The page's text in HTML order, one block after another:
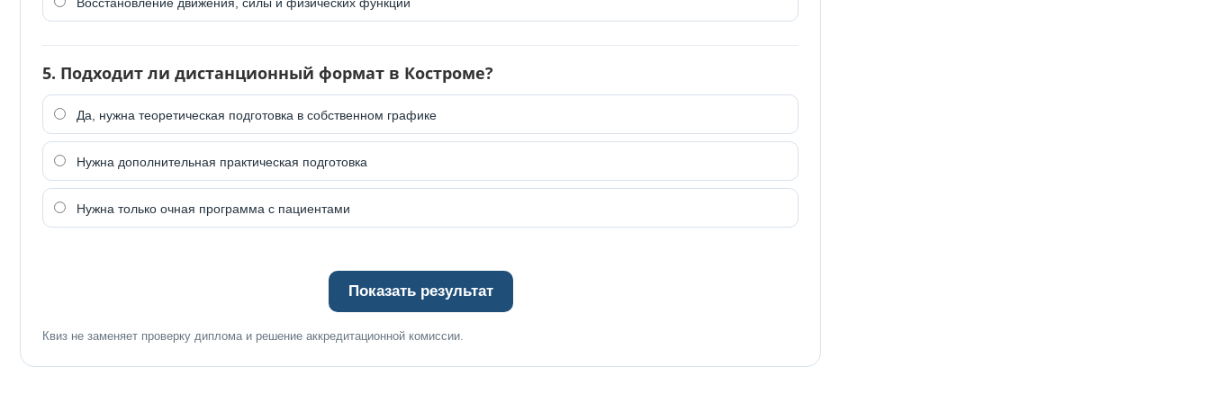
5. Подходит ли дистанционный формат в Костроме?
Да, нужна теоретическая подготовка в собственном графике
Нужна дополнительная практическая подготовка
Нужна только очная программа с пациентами
Показать результат
Квиз не заменяет проверку диплома и решение аккредитационной комиссии.